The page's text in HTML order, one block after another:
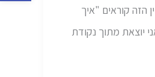
הזה קוראים "איך
יוצאת מתוך נקודת